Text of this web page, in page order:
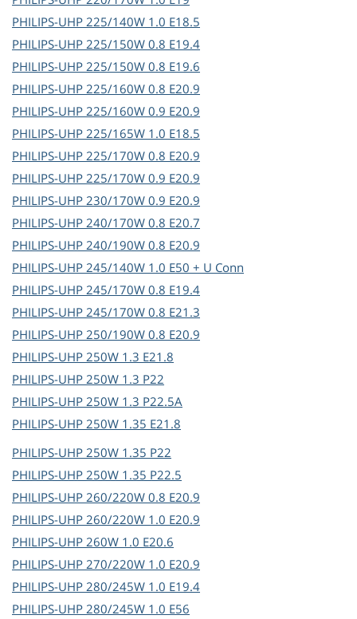
PHILIPS-UHP 225/140W 1.0 E18.5
PHILIPS-UHP 225/150W 0.8 E19.4
PHILIPS-UHP 225/150W 0.8 E19.6
PHILIPS-UHP 225/160W 0.8 E20.9
PHILIPS-UHP 225/160W 0.9 E20.9
PHILIPS-UHP 225/165W 1.0 E18.5
PHILIPS-UHP 225/170W 0.8 E20.9
PHILIPS-UHP 225/170W 0.9 E20.9
PHILIPS-UHP 230/170W 0.9 E20.9
PHILIPS-UHP 240/170W 0.8 E20.7
PHILIPS-UHP 240/190W 0.8 E20.9
PHILIPS-UHP 245/140W 1.0 E50 + U Conn
PHILIPS-UHP 245/170W 0.8 E19.4
PHILIPS-UHP 245/170W 0.8 E21.3
PHILIPS-UHP 250/190W 0.8 E20.9
PHILIPS-UHP 250W 1.3 E21.8
PHILIPS-UHP 250W 1.3 P22
PHILIPS-UHP 250W 1.3 P22.5A
PHILIPS-UHP 250W 1.35 E21.8
PHILIPS-UHP 250W 1.35 P22
PHILIPS-UHP 250W 1.35 P22.5
PHILIPS-UHP 260/220W 0.8 E20.9
PHILIPS-UHP 260/220W 1.0 E20.9
PHILIPS-UHP 260W 1.0 E20.6
PHILIPS-UHP 270/220W 1.0 E20.9
PHILIPS-UHP 280/245W 1.0 E19.4
PHILIPS-UHP 280/245W 1.0 E56